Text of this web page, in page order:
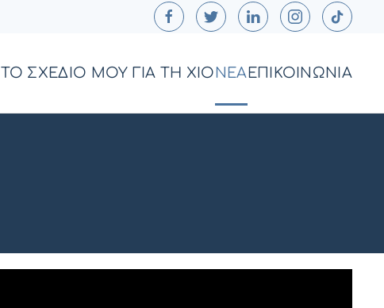
ΤΟ ΣΧΕΔΙΟ ΜΟΥ ΓΙΑ ΤΗ ΧΙΟ ΝΕΑ ΕΠΙΚΟΙΝΩΝΙΑ